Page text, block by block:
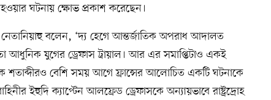
হওয়ার ঘটনায় ক্ষোভ প্রকাশ করেছেন।
বলেন, ‘দ্য হেগে আন্তর্জাতিক অপরাধ আদালত
তা আধুনিক যুগের ড্রেফাস ট্রায়াল। আর এর সমাপ্তিটাও একই
শতাব্দীরও বেশি সময় আগে ফ্রান্সের আলোচিত একটি ঘটনাকে
ইহুদি ক্যাপ্টেন আলফ্রেড ড্রেফাসকে অন্যায়ভাবে রাষ্ট্রদ্রোহ